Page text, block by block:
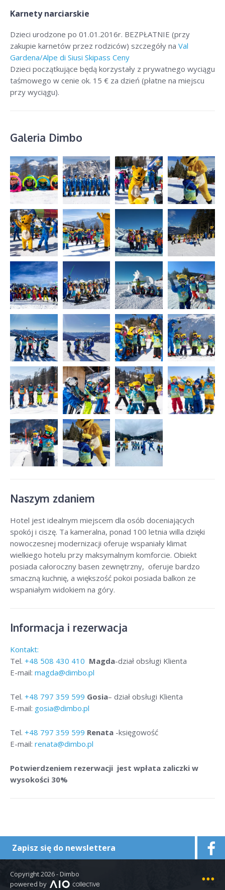
Karnety narciarskie
Dzieci urodzone po 01.01.2016r. BEZPŁATNIE (przy
zakupie karnetów przez rodziców) szczegóły na Val
Gardena/Alpe di Siusi Skipass Ceny
Dzieci początkujące będą korzystały z prywatnego wyciągu
taśmowego w cenie ok. 15 € za dzień (płatne na miejscu
przy wyciągu).
Galeria Dimbo
Naszym zdaniem
Hotel jest idealnym miejscem dla osób doceniających
spokój i ciszę. Ta kameralna, ponad 100 letnia willa dzięki
nowoczesnej modernizacji oferuje wspaniały klimat
wielkiego hotelu przy maksymalnym komforcie. Obiekt
posiada całoroczny basen zewnętrzny, oferuje bardzo
smaczną kuchnię, a większość pokoi posiada balkon ze
wspaniałym widokiem na góry.
Informacja i rezerwacja
Kontakt:
Tel. +48 508 430 410 Magda-dział obsługi Klienta
E-mail: magda@dimbo.pl
Tel. +48 797 359 599 Gosia– dział obsługi Klienta
E-mail: gosia@dimbo.pl
Tel. +48 797 359 599 Renata -księgowość
E-mail: renata@dimbo.pl
Potwierdzeniem rezerwacji jest wpłata zaliczki w
wysokości 30%
Zapisz się do newslettera
Mapa strony
Copyright 2026 - Dimbo
powered by